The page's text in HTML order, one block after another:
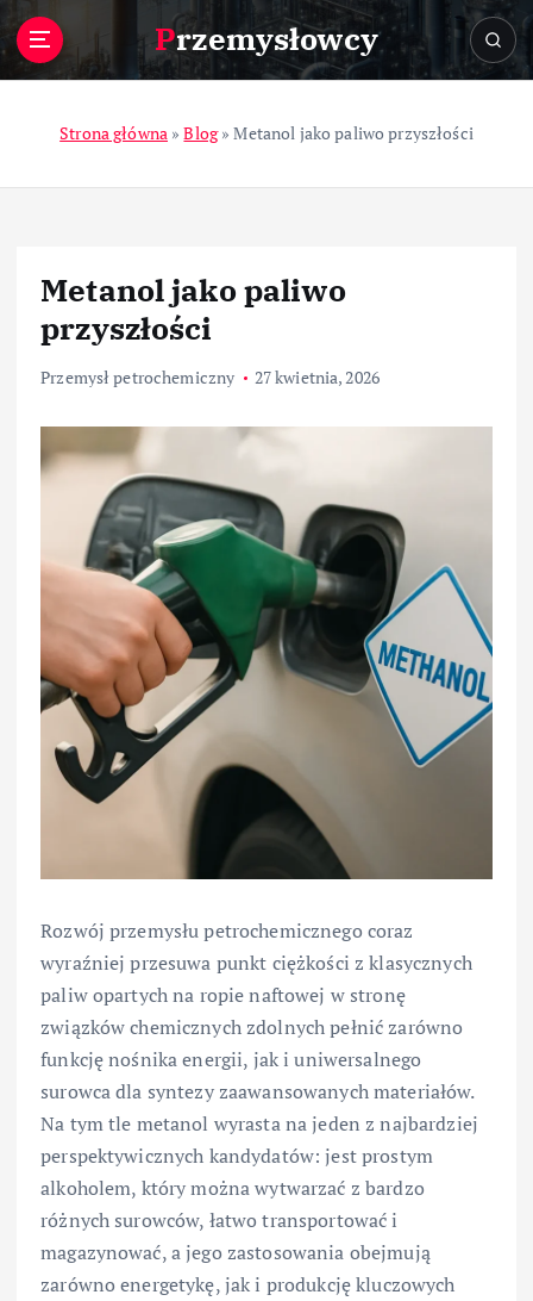
Przemysłowcy
Strona główna »Blog»Metanol jako paliwo przyszłości
Metanol jako paliwo
przyszłości
Przemysł petrochemiczny 27 kwietnia, 2026
Rozwój przemysłu petrochemicznego coraz
wyraźniej przesuwa punkt ciężkości z klasycznych
paliw opartych na ropie naftowej w stronę
związków chemicznych zdolnych pełnić zarówno
funkcję nośnika energii, jak i uniwersalnego
surowca dla syntezy zaawansowanych materiałów.
Na tym tle metanol wyrasta na jeden z najbardziej
perspektywicznych kandydatów: jest prostym
alkoholem, który można wytwarzać z bardzo
różnych surowców, łatwo transportować i
magazynować, a jego zastosowania obejmują
zarówno energetykę, jak i produkcję kluczowych